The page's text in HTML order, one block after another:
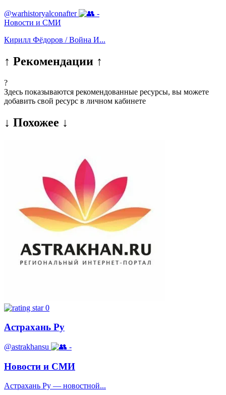
@warhistoryalconafter
-
Новости и СМИ
Кирилл Фёдоров / Война И...
↑ Рекомендации ↑
?
Здесь показываются рекомендованные ресурсы, вы можете
добавить свой ресурс в личном кабинете
↓ Похожее ↓
0
Астрахань Ру
@astrakhansu -
Новости и СМИ
Астрахань Ру — новостной...